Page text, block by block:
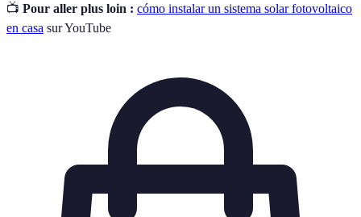
📺 Pour aller plus loin : cómo instalar un sistema solar fotovoltaico
en casa sur YouTube